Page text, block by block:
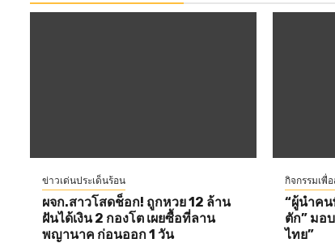
ข่าวเด่นประเด็นร้อน
ผจก.สาวโสดช็อก! ถูกหวย 12 ล้าน
ฝันได้เงิน 2 กองโต เผยซื้อที่ลาน
พญานาค ก่อนออก 1 วัน
กิจกรรมเพื่
“ผู้นำคน
ตัก” มอ
ไทย”